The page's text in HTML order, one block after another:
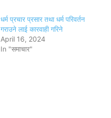
धर्म प्रचार प्रसार तथा धर्म परिवर्तन
गराउने लाई कारवाही गरिने
April 16, 2024
In "समाचार"